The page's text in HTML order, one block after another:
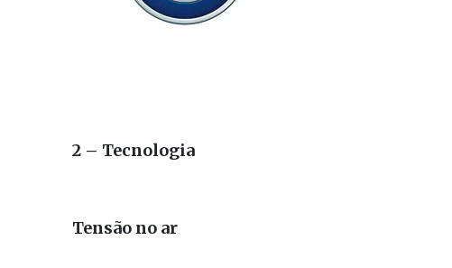
2 – Tecnologia
Tensão no ar